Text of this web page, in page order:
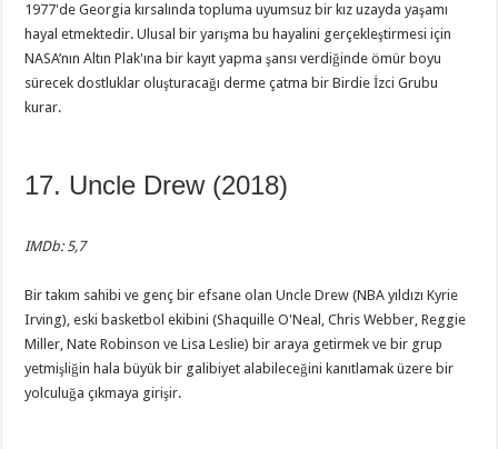
1977'de Georgia kırsalında topluma uyumsuz bir kız uzayda yaşamı
hayal etmektedir. Ulusal bir yarışma bu hayalini gerçekleştirmesi için
NASA’nın Altın Plak'ına bir kayıt yapma şansı verdiğinde ömür boyu
sürecek dostluklar oluşturacağı derme çatma bir Birdie İzci Grubu
kurar.
17. Uncle Drew (2018)
IMDb: 5,7
Bir takım sahibi ve genç bir efsane olan Uncle Drew (NBA yıldızı Kyrie
Irving), eski basketbol ekibini (Shaquille O'Neal, Chris Webber, Reggie
Miller, Nate Robinson ve Lisa Leslie) bir araya getirmek ve bir grup
yetmişliğin hala büyük bir galibiyet alabileceğini kanıtlamak üzere bir
yolculuğa çıkmaya girişir.